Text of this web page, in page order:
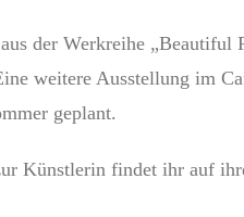
der Werkreihe „Beautiful
weitere Ausstellung im
geplant.
Künstlerin findet ihr auf